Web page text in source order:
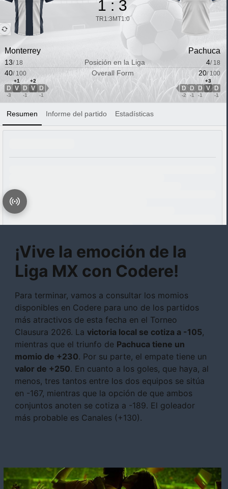
¡Vive la emoción de la
Liga MX con Codere!
Para terminar, vamos a consultar los momios
disponibles en Codere para uno de los partidos
más atractivos de esta fecha en el Torneo
Clausura 2026. La victoria local se cotiza a -105,
mientras que el triunfo de Pachuca tiene un
momio de +230. Por su parte, el empate tiene un
valor de +250. En cuanto a los goles, que haya, al
menos, tres tantos entre los dos equipos se sitúa
en -167, mientras que la opción de que ambos
conjuntos anoten se cotiza a -189. El goleador
más probable es Canales (+130).